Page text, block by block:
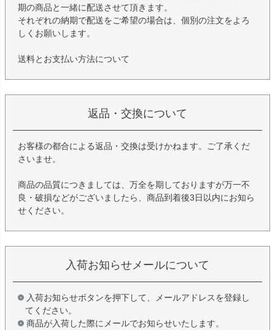
期の商品と一緒に配送させて頂きます。
それぞれの納期で配送をご希望の場合は、個別の注文をよろ
しくお願いします。
送料とお支払い方法について
返品・交換について
お客様の都合による返品・交換は受けかねます。ご了承くだ
さいませ。
商品の品質につきましては、万全を期しておりますが万一不
良・破損などがございましたら、商品到着後3日以内にお知ら
せください。
入荷お知らせメールについて
入荷お知らせボタンを押下して、メールアドレスを登録し
てください。
商品が入荷した際にメールでお知らせいたします。